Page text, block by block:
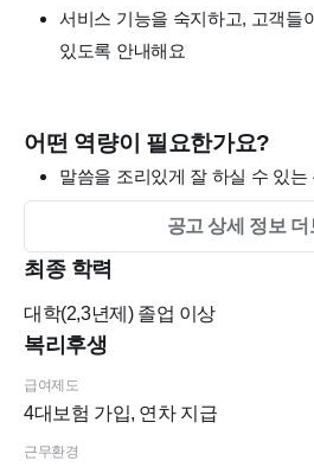
서비스 기능을 숙지하고, 고객들
있도록 안내해요
어떤 역량이 필요한가요?
말씀을 조리있게 잘 하실 수 있는
고객의 이야기를 듣고, 빠르게 상
움 주실 수 있는 분
IT 서비스에 대한 이해도가 높거
실 수 있으신 분
섬세하고 꼼꼼하신 분
공고 상세 정보 더
최종 학력
대학(2,3년제)졸업 이상
복리후생
급여제도
4대보험 가입, 연차 지급
근무환경